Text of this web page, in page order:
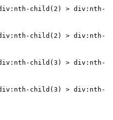
child(2) > div:nth-
child(2) > div:nth-
child(3) > div:nth-
child(3) > div:nth-